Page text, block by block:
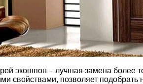
экошпон – лучшая замена более
свойствами, позволяет